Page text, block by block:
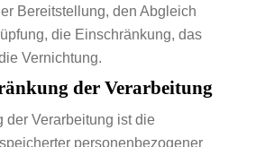
Bereitstellung, den Abgleich
die Einschränkung, das
Vernichtung.
der Verarbeitung
der Verarbeitung ist die
personenbezogener